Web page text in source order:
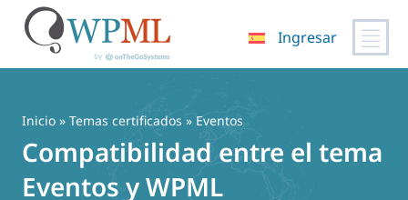
contenido
Ingresar
Inicio » Temas certificados » Eventos
Compatibilidad entre el tema
Eventos y WPML